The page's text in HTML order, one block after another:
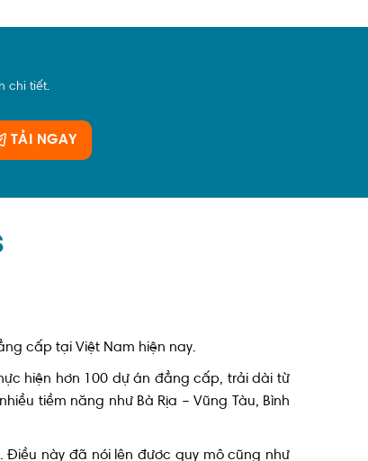
chi tiết.
TẢI NGAY
cấp tại Việt Nam hiện nay.
hiện hơn 100 dự án đẳng cấp, trải dài từ
tiềm năng như Bà Rịa – Vũng Tàu, Bình
này đã nói lên được quy mô cũng như